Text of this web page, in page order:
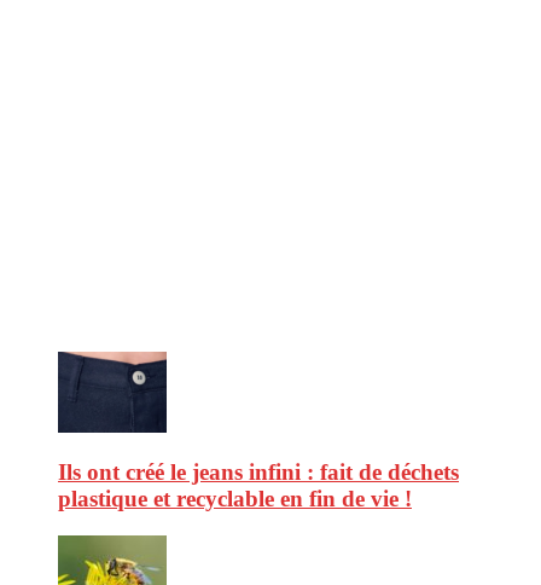
Ils ont créé le jeans infini : fait de déchets
plastique et recyclable en fin de vie !